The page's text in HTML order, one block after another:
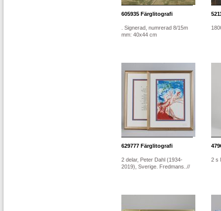
605935 Färglitografi
. Signerad, numrerad 8/15m
mm: 40x44 cm
629777 Färglitografi
2 delar, Peter Dahl (1934-
2019), Sverige. Fredmans..//
2 s